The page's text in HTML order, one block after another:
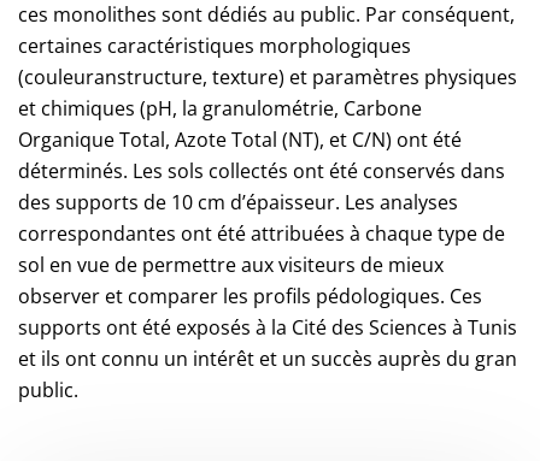
ces monolithes sont dédiés au public. Par conséquent,
certaines caractéristiques morphologiques
(couleuranstructure, texture) et paramètres physiques
et chimiques (pH, la granulométrie, Carbone
Organique Total, Azote Total (NT), et C/N) ont été
déterminés. Les sols collectés ont été conservés dans
des supports de 10 cm d’épaisseur. Les analyses
correspondantes ont été attribuées à chaque type de
sol en vue de permettre aux visiteurs de mieux
observer et comparer les profils pédologiques. Ces
supports ont été exposés à la Cité des Sciences à Tunis
et ils ont connu un intérêt et un succès auprès du gran
public.